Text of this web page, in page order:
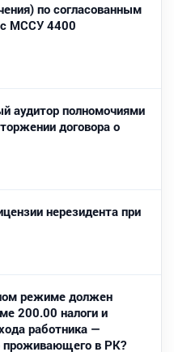
по согласованным
с МССУ 4400
аудитор полномочиями
договора о
нерезидента при
режиме должен
200.00 налоги и
работника —
проживающего в РК?